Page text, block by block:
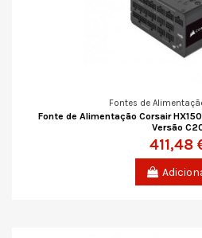
Fontes de
Fonte de Alimentação Corsair
Versão
411,48